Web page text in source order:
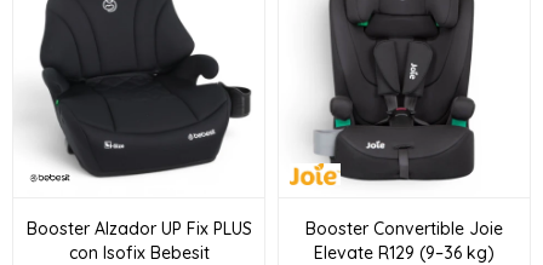
Booster Alzador UP Fix PLUS
con Isofix Bebesit
Booster Convertible Joie
Elevate R129 (9–36 kg)